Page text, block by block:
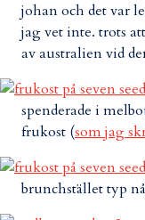
johan och det var
jag vet inte. trots
av australien vid
spenderade i
frukost (som jag
brunchstället typ